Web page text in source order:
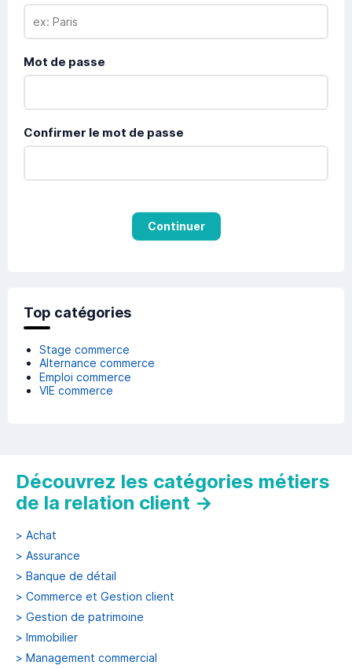
Mot de passe
Confirmer le mot de passe
Continuer
Top catégories
Stage commerce
Alternance commerce
Emploi commerce
VIE commerce
Découvrez les catégories métiers
de la relation client →
> Achat
> Assurance
> Banque de détail
> Commerce et Gestion client
> Gestion de patrimoine
> Immobilier
> Management commercial